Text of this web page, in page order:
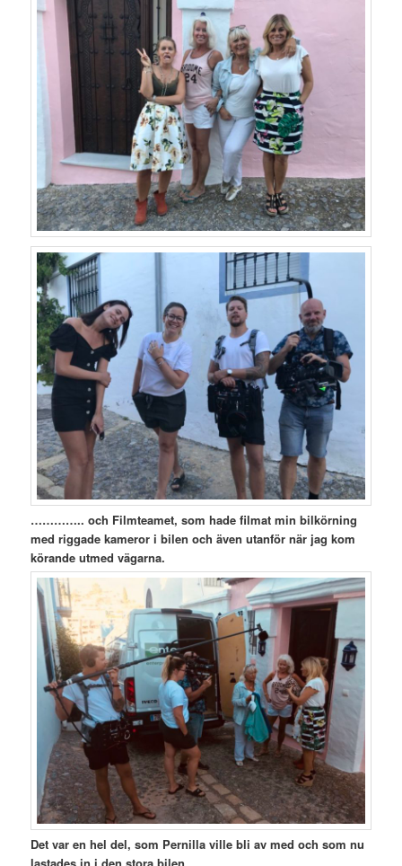
………….. och Filmteamet, som hade filmat min bilkörning
med riggade kameror i bilen och även utanför när jag kom
körande utmed vägarna.
Det var en hel del, som Pernilla ville bli av med och som nu